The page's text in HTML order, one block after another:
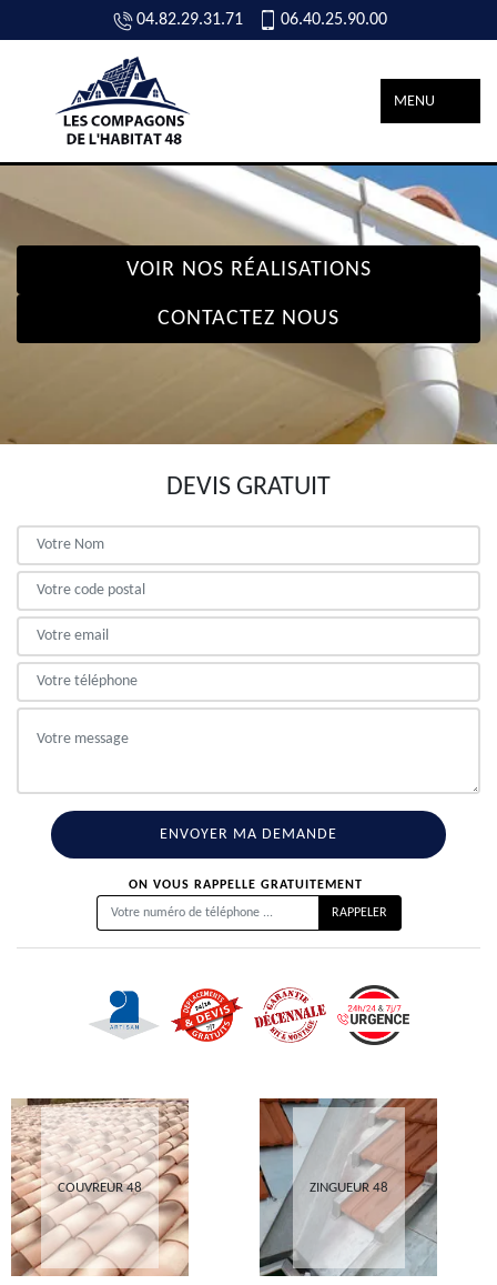
04.82.29.31.71 06.40.25.90.00
MENU
VOIR NOS RÉALISATIONS
CONTACTEZ NOUS
DEVIS GRATUIT
ON VOUS RAPPELLE GRATUITEMENT
COUVREUR 48 ZINGUEUR 48